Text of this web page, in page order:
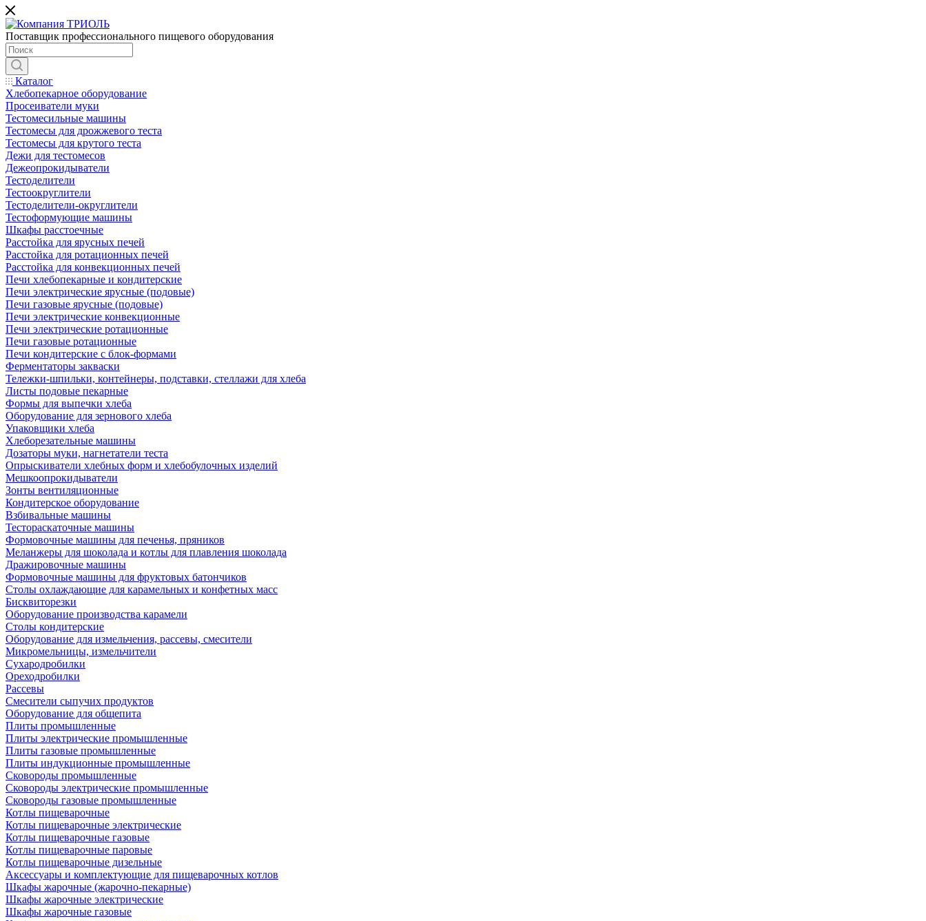
Поставщик профессионального пищевого оборудования
Каталог
Хлебопекарное оборудование
Просеиватели муки
Тестомесильные машины
Тестомесы для дрожжевого теста
Тестомесы для крутого теста
Дежи для тестомесов
Дежеопрокидыватели
Тестоделители
Тестоокруглители
Тестоделители-округлители
Тестоформующие машины
Шкафы расстоечные
Расстойка для ярусных печей
Расстойка для ротационных печей
Расстойка для конвекционных печей
Печи хлебопекарные и кондитерские
Печи электрические ярусные (подовые)
Печи газовые ярусные (подовые)
Печи электрические конвекционные
Печи электрические ротационные
Печи газовые ротационные
Печи кондитерские с блок-формами
Ферментаторы закваски
Тележки-шпильки, контейнеры, подставки, стеллажи для хлеба
Листы подовые пекарные
Формы для выпечки хлеба
Оборудование для зернового хлеба
Упаковщики хлеба
Хлеборезательные машины
Дозаторы муки, нагнетатели теста
Опрыскиватели хлебных форм и хлебобулочных изделий
Мешкоопрокидыватели
Зонты вентиляционные
Кондитерское оборудование
Взбивальные машины
Тестораскаточные машины
Формовочные машины для печенья, пряников
Меланжеры для шоколада и котлы для плавления шоколада
Дражировочные машины
Формовочные машины для фруктовых батончиков
Столы охлаждающие для карамельных и конфетных масс
Бисквиторезки
Оборудование производства карамели
Столы кондитерские
Оборудование для измельчения, рассевы, смесители
Микромельницы, измельчители
Сухародробилки
Ореходробилки
Рассевы
Смесители сыпучих продуктов
Оборудование для общепита
Плиты промышленные
Плиты электрические промышленные
Плиты газовые промышленные
Плиты индукционные промышленные
Сковороды промышленные
Сковороды электрические промышленные
Сковороды газовые промышленные
Котлы пищеварочные
Котлы пищеварочные электрические
Котлы пищеварочные газовые
Котлы пищеварочные паровые
Котлы пищеварочные дизельные
Аксессуары и комплектующие для пищеварочных котлов
Шкафы жарочные (жарочно-пекарные)
Шкафы жарочные электрические
Шкафы жарочные газовые